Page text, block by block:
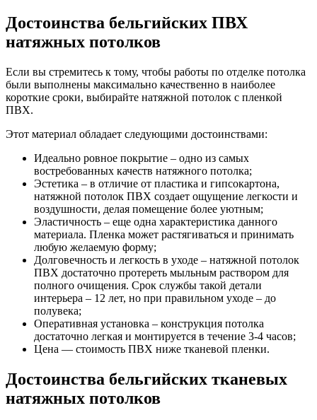
Достоинства бельгийских ПВХ
натяжных потолков
Если вы стремитесь к тому, чтобы работы по отделке потолка
были выполнены максимально качественно в наиболее
короткие сроки, выбирайте натяжной потолок с пленкой
ПВХ.
Этот материал обладает следующими достоинствами:
Идеально ровное покрытие – одно из самых
востребованных качеств натяжного потолка;
Эстетика – в отличие от пластика и гипсокартона,
натяжной потолок ПВХ создает ощущение легкости и
воздушности, делая помещение более уютным;
Эластичность – еще одна характеристика данного
материала. Пленка может растягиваться и принимать
любую желаемую форму;
Долговечность и легкость в уходе – натяжной потолок
ПВХ достаточно протереть мыльным раствором для
полного очищения. Срок службы такой детали
интерьера – 12 лет, но при правильном уходе – до
полувека;
Оперативная установка – конструкция потолка
достаточно легкая и монтируется в течение 3-4 часов;
Цена — стоимость ПВХ ниже тканевой пленки.
Достоинства бельгийских тканевых
натяжных потолков